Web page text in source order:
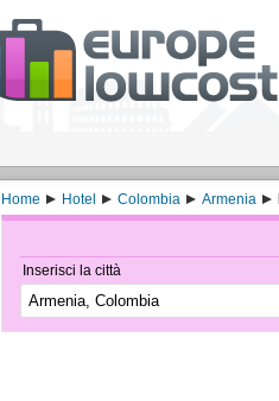
Home Hotel Colombia Armenia
Inserisci la città